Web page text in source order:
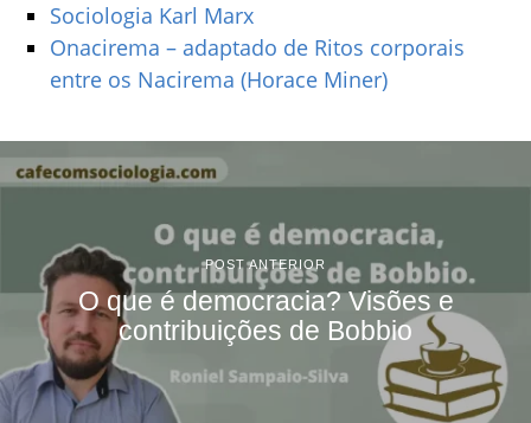
Sociologia Karl Marx
Onacirema – adaptado de Ritos corporais
entre os Nacirema (Horace Miner)
POST ANTERIOR
O que é democracia? Visões e
contribuições de Bobbio